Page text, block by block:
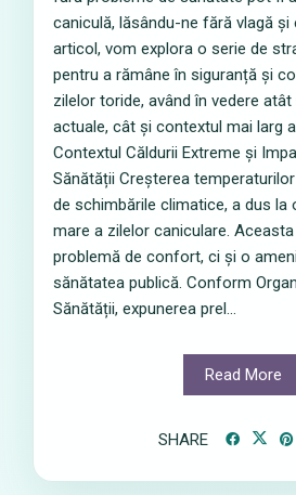
caniculă, lăsându-ne fără vlagă și
articol, vom explora o serie de
pentru a rămâne în siguranță și
zilelor toride, având în vedere
actuale, cât și contextul mai larg
Contextul Căldurii Extreme și
Sănătății Creșterea
de schimbările climatice, a dus la
mare a zilelor caniculare.
problemă de confort, ci și o
sănătatea publică. Conform
Sănătății, expunerea prel...
Read More
SHARE